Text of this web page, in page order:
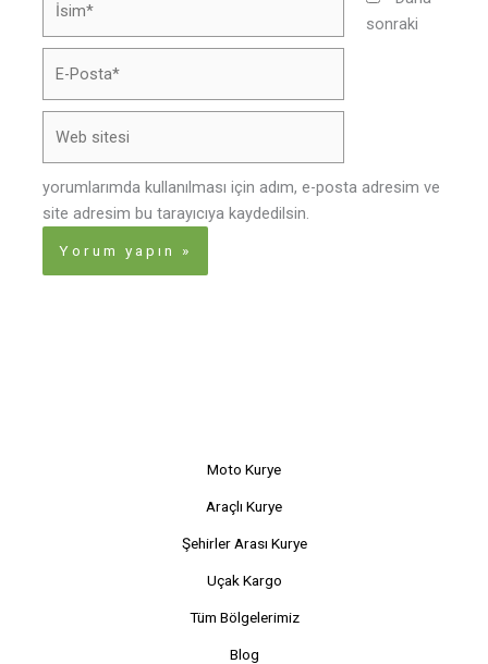
Posta*
sitesi
sonraki
yorumlarımda kullanılması için adım, e-posta adresim ve
site adresim bu tarayıcıya kaydedilsin.
Moto Kurye
Araçlı Kurye
Şehirler Arası Kurye
Uçak Kargo
Tüm Bölgelerimiz
Blog